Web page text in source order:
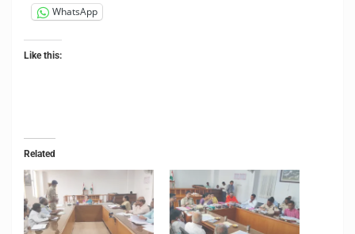
WhatsApp
Like this:
Related